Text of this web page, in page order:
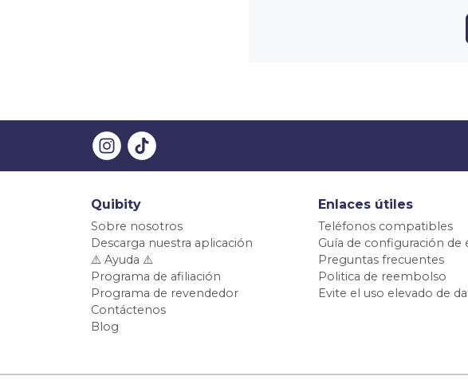
Quibity
Sobre nosotros
Descarga nuestra aplicación
⚠️ Ayuda ⚠️
Programa de afiliación
Programa de revendedor
Contáctenos
Blog
Enlaces útiles
Teléfonos compatibles
Guía de configuración de
Preguntas frecuentes
Politica de reembolso
Evite el uso elevado de